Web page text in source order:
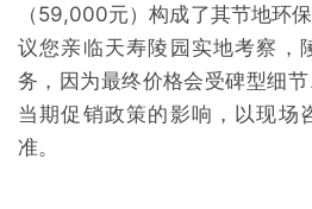
（59,000元）构成了其节地环
议您亲临天寿陵园实地考察，
务，因为最终价格会受碑型细
当期促销政策的影响，以现场
准。